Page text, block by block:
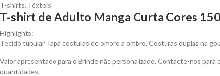
T-shirts, Têxteis
T-shirt de Adulto Manga Curta Cores
Highlights:
Tecido tubular Tapa costuras de ombro a ombro, Costuras duplas na
Valor apresentado para o Brinde não personalizado. Contacte-nos
quantidades.